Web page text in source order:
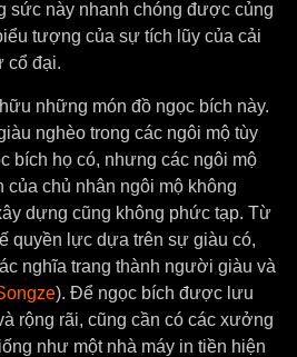
sức này nhanh chóng được củng
tượng của sự tích lũy của cải
cổ đại.
những món đồ ngọc bích này.
nghèo trong các ngôi mộ tùy
bích họ có, nhưng các ngôi mộ
của chủ nhân ngôi mộ không
dựng cũng không phức tạp. Từ
quyền lực dựa trên sự giàu có,
nghĩa trang thành người giàu và
). Để ngọc bích được lưu
rộng rãi, cũng cần có các xưởng
như một nhà máy in tiền hiện